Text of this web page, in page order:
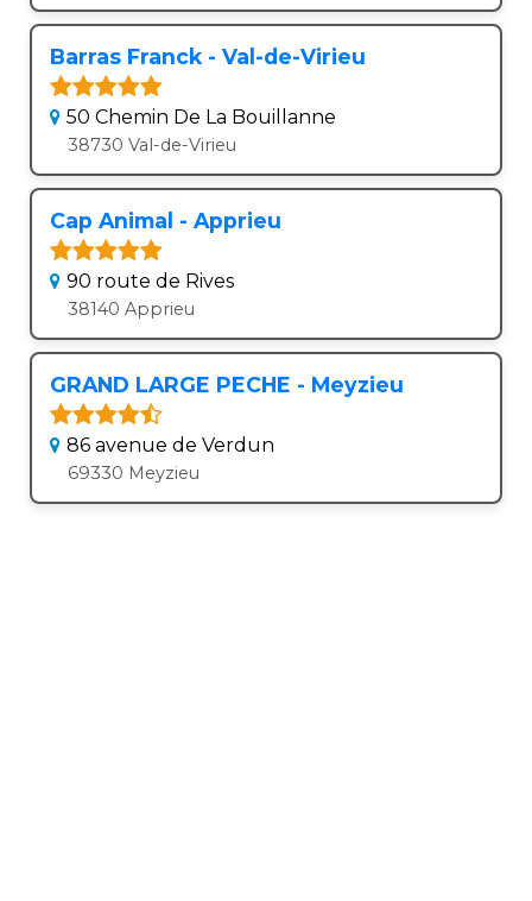
Barras Franck - Val-de-Virieu
50 Chemin De La Bouillanne
38730 Val-de-Virieu
Cap Animal - Apprieu
90 route de Rives
38140 Apprieu
GRAND LARGE PECHE - Meyzieu
86 avenue de Verdun
69330 Meyzieu